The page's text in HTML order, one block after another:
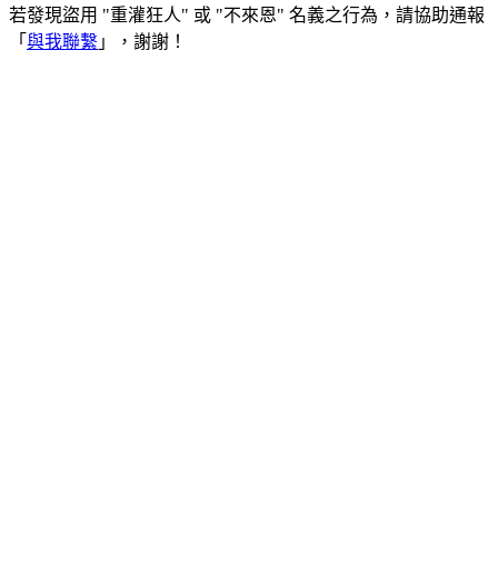
若發現盜用 "重灌狂人" 或 "不來恩" 名義之行為，請協助通報
「 與我聯繫 」，謝謝！